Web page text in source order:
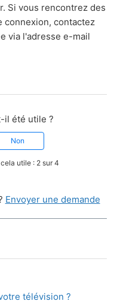
Si vous rencontrez des
connexion, contactez
via l'adresse e-mail
il été utile ?
Non
utile : 2 sur 4
Envoyer une demande
télévision ?